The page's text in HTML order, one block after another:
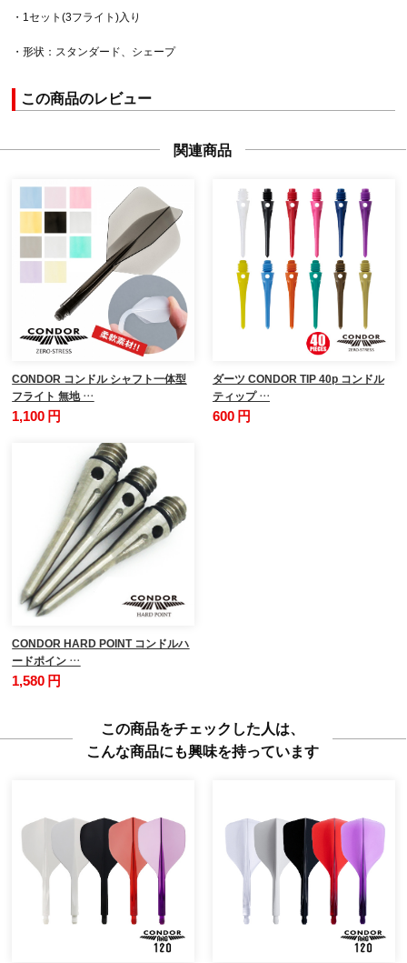
・1セット(3フライト)入り
・形状：スタンダード、シェープ
この商品のレビュー
関連商品
CONDOR コンドル シャフト一体型
フライト 無地 …
1,100 円
ダーツ CONDOR TIP 40p コンドル
ティップ …
600 円
CONDOR HARD POINT コンドルハ
ードポイン …
1,580 円
この商品をチェックした人は、
こんな商品にも興味を持っています